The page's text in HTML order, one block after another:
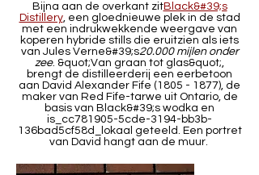
Bijna aan de overkant zitBlack&#39;s
Distillery, een gloednieuwe plek in de stad
met een indrukwekkende weergave van
koperen hybride stills die eruitzien als iets
van Jules Verne&#39;s20.000 mijlen onder
zee. &quot;Van graan tot glas&quot;,
brengt de distilleerderij een eerbetoon
aan David Alexander Fife (1805 - 1877), de
maker van Red Fife-tarwe uit Ontario, de
basis van Black&#39;s wodka en
is_cc781905-5cde-3194-bb3b-
136bad5cf58d_lokaal geteeld. Een portret
van David hangt aan de muur.